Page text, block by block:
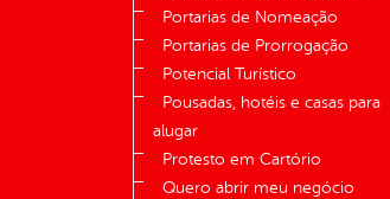
Portarias de Nomeação
Portarias de Prorrogação
Potencial Turístico
Pousadas, hotéis e casas para
alugar
Protesto em Cartório
Quero abrir meu negócio